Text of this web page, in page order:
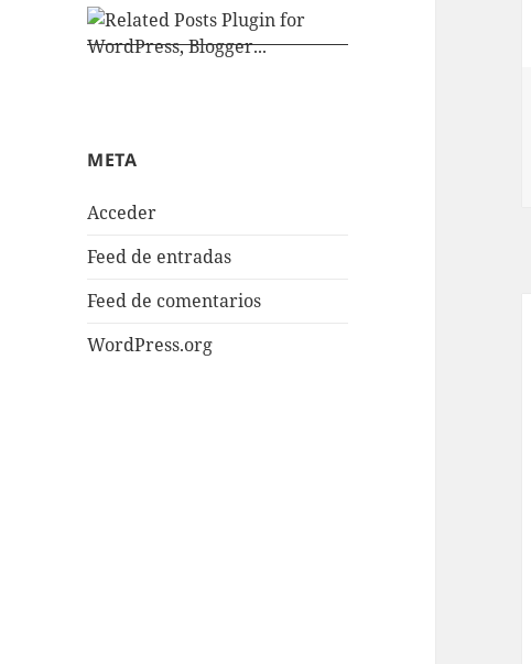
META
Acceder
Feed de entradas
Feed de comentarios
WordPress.org